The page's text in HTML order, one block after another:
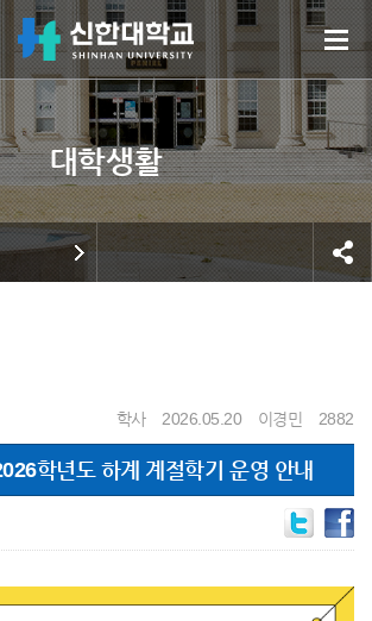
학사 2026.05.20 이경민 2882
학년도 하계 계절학기 운영 안내